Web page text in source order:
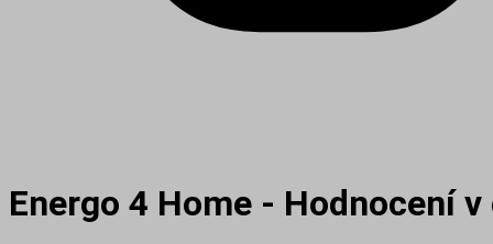
Energo 4 Home - Hodnocení v